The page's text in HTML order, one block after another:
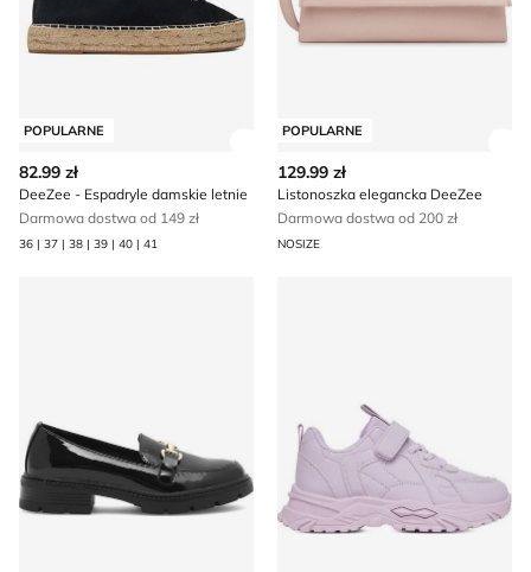
POPULARNE
82.99 zł
DeeZee - Espadryle damskie letnie
Darmowa dostwa od 149 zł
36 | 37 | 38 | 39 | 40 | 41
POPULARNE
129.99 zł
Listonoszka elegancka DeeZee
Darmowa dostwa od 200 zł
NOSIZE